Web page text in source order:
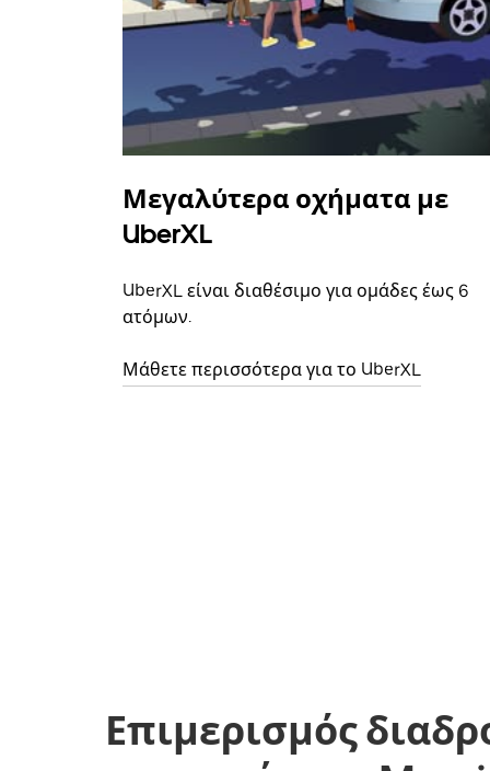
Μεγαλύτερα οχήματα με
UberXL
UberXL είναι διαθέσιμο για ομάδες έως 6
ατόμων.
Μάθετε περισσότερα για το UberXL
Επιμερισμός